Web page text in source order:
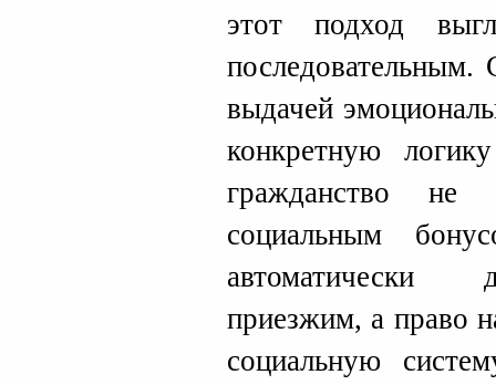
этот подход
последовательным.
выдачей
конкретную
гражданство
социальным
автоматически
приезжим, а право
социальную